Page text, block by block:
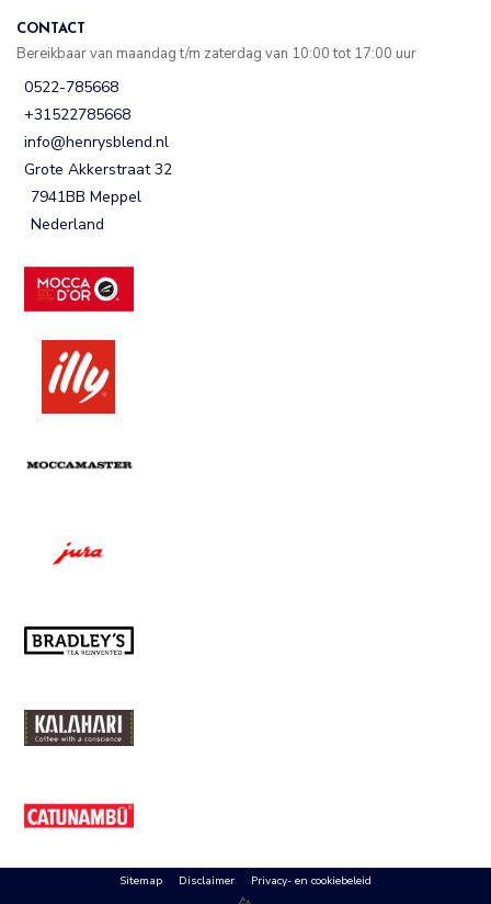
CONTACT
Bereikbaar van maandag t/m zaterdag van 10:00 tot 17:00 uur
0522-785668
+31522785668
info@henrysblend.nl
Grote Akkerstraat 32
7941BB Meppel
Nederland
Sitemap Disclaimer Privacy- en cookiebeleid